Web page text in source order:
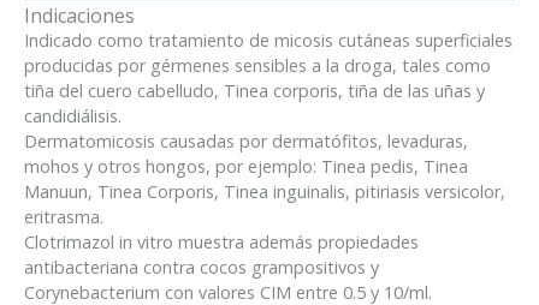
Indicaciones
Indicado como tratamiento de micosis cutáneas superficiales
producidas por gérmenes sensibles a la droga, tales como
tiña del cuero cabelludo, Tinea corporis, tiña de las uñas y
candidiálisis.
Dermatomicosis causadas por dermatófitos, levaduras,
mohos y otros hongos, por ejemplo: Tinea pedis, Tinea
Manuun, Tinea Corporis, Tinea inguinalis, pitiriasis versicolor,
eritrasma.
Clotrimazol in vitro muestra además propiedades
antibacteriana contra cocos grampositivos y
Corynebacterium con valores CIM entre 0.5 y 10/ml.